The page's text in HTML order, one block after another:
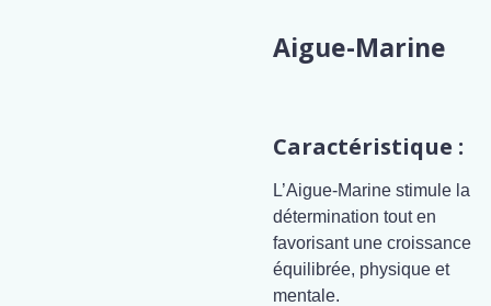
Aigue-Marine
Caractéristique :
L’Aigue-Marine stimule la
détermination tout en
favorisant une croissance
équilibrée, physique et
mentale.